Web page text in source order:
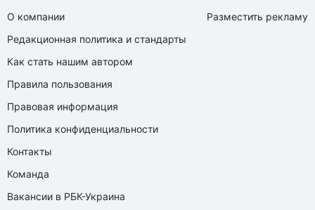
О компании
Редакционная политика и стандарты
Как стать нашим автором
Правила пользования
Правовая информация
Политика конфиденциальности
Контакты
Команда
Вакансии в РБК-Украина
Разместить рекламу